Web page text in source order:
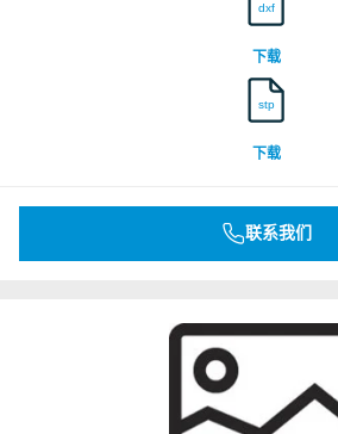
dxf
下载
stp
下载
联系我们